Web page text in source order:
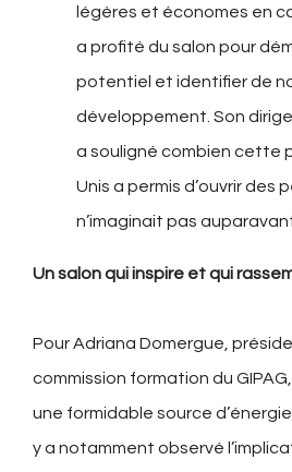
légères et économes en
a profité du salon pour
potentiel et identifier de
développement. Son
a souligné combien cette
Unis a permis d’ouvrir des
n’imaginait pas
Un salon qui inspire et qui
Pour Adriana Domergue,
commission formation du
une formidable source
y a notamment observé